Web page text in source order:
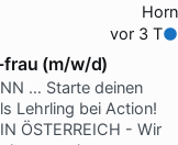
Horn
vor 3 T
(m/w/d)
… Starte deinen
Lehrling bei Action!
ÖSTERREICH - Wir